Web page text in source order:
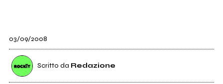
03/09/2008
Scritto da Redazione